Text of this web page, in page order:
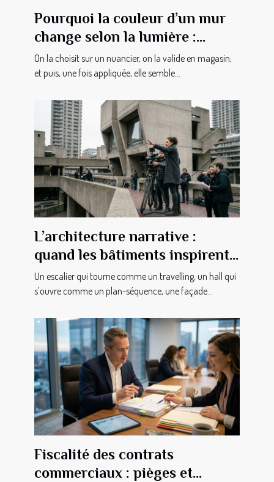
Pourquoi la couleur d’un mur
change selon la lumière :
secrets révélés
On la choisit sur un nuancier, on la valide en magasin,
et puis, une fois appliquée, elle semble...
L’architecture narrative :
quand les bâtiments inspirent
les cinéastes
Un escalier qui tourne comme un travelling, un hall qui
s’ouvre comme un plan-séquence, une façade...
Fiscalité des contrats
commerciaux : pièges et